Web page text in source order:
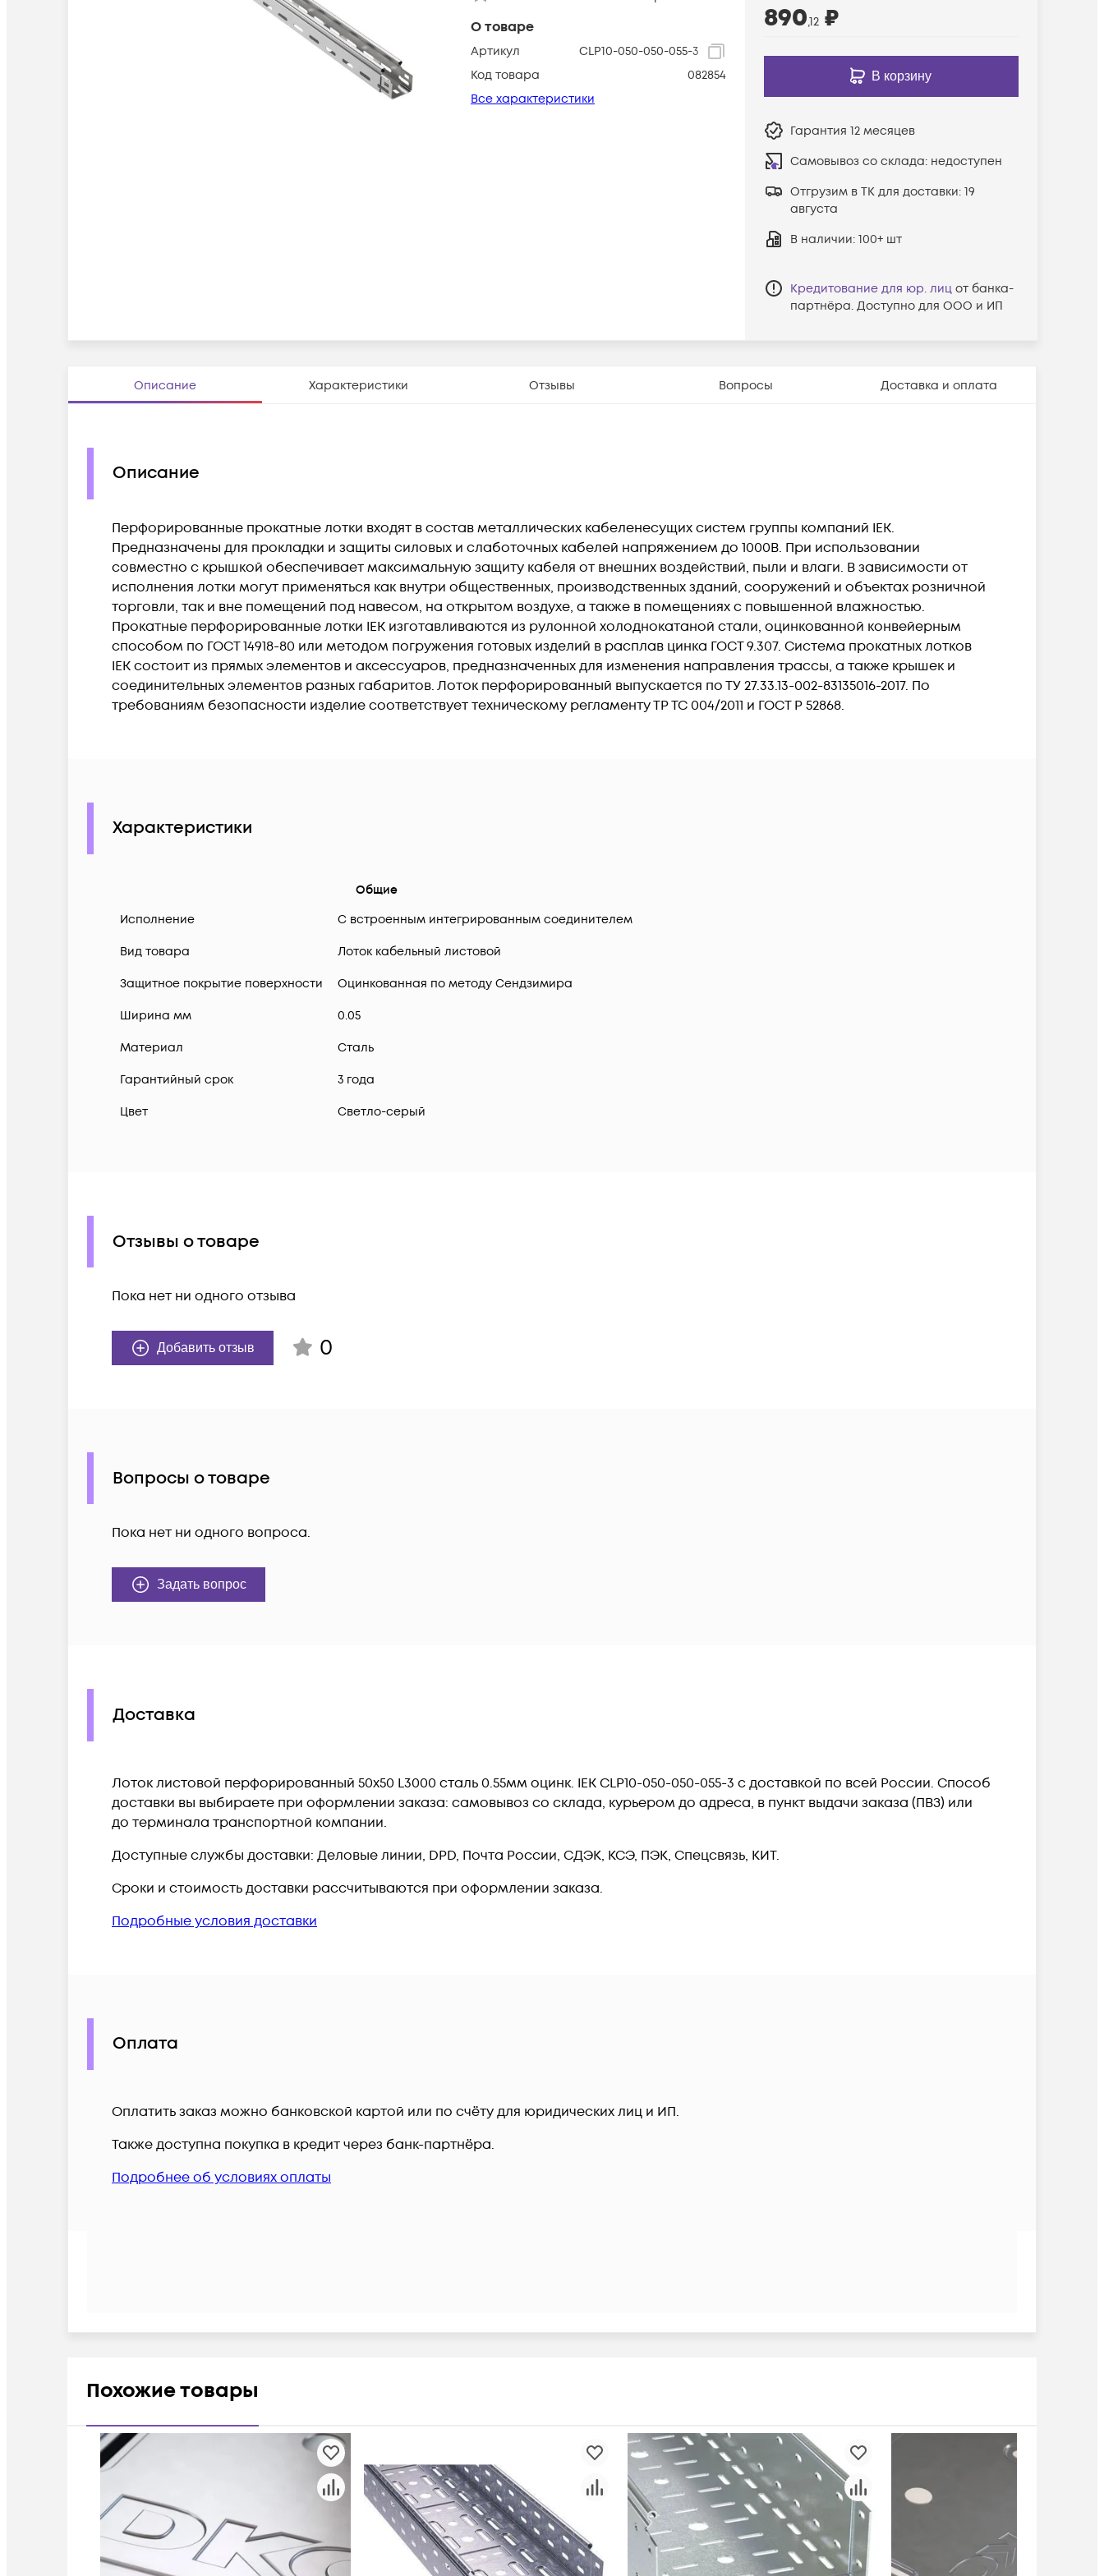
О товаре
Артикул
CLP10-050-050-055-3
Код товара
082854
Все характеристики
890,12 ₽
В корзину
Гарантия 12 месяцев
Самовывоз со склада: недоступен
Отгрузим в ТК для доставки: 19
августа
В наличии: 100+ шт
Кредитование для юр. лиц от банка-
партнёра. Доступно для ООО и ИП
Описание Характеристики Отзывы Вопросы Доставка и оплата
Описание
Перфорированные прокатные лотки входят в состав металлических кабеленесущих систем группы компаний IEK.
Предназначены для прокладки и защиты силовых и слаботочных кабелей напряжением до 1000В. При использовании
совместно с крышкой обеспечивает максимальную защиту кабеля от внешних воздействий, пыли и влаги. В зависимости от
исполнения лотки могут применяться как внутри общественных, производственных зданий, сооружений и объектах розничной
торговли, так и вне помещений под навесом, на открытом воздухе, а также в помещениях с повышенной влажностью.
Прокатные перфорированные лотки IEK изготавливаются из рулонной холоднокатаной стали, оцинкованной конвейерным
способом по ГОСТ 14918-80 или методом погружения готовых изделий в расплав цинка ГОСТ 9.307. Система прокатных лотков
IEK состоит из прямых элементов и аксессуаров, предназначенных для изменения направления трассы, а также крышек и
соединительных элементов разных габаритов. Лоток перфорированный выпускается по ТУ 27.33.13-002-83135016-2017. По
требованиям безопасности изделие соответствует техническому регламенту ТР ТС 004/2011 и ГОСТ Р 52868.
Характеристики
Общие
Исполнение
С встроенным интегрированным соединителем
Вид товара Лоток кабельный листовой
Защитное покрытие поверхности Оцинкованная по методу Сендзимира
Ширина мм 0.05
Материал Сталь
Гарантийный срок 3 года
Цвет Светло-серый
Отзывы о товаре
Пока нет ни одного отзыва
Добавить отзыв 0
Вопросы о товаре
Пока нет ни одного вопроса.
Задать вопрос
Доставка
Лоток листовой перфорированный 50х50 L3000 сталь 0.55мм оцинк. IEK CLP10-050-050-055-3 c доставкой по всей России. Способ
доставки вы выбираете при оформлении заказа: самовывоз со склада, курьером до адреса, в пункт выдачи заказа (ПВЗ) или
до терминала транспортной компании.
Доступные службы доставки: Деловые линии, DPD, Почта России, СДЭК, КСЭ, ПЭК, Спецсвязь, КИТ.
Сроки и стоимость доставки рассчитываются при оформлении заказа.
Подробные условия доставки
Оплата
Оплатить заказ можно банковской картой или по счёту для юридических лиц и ИП.
Также доступна покупка в кредит через банк-партнёра.
Подробнее об условиях оплаты
Похожие товары